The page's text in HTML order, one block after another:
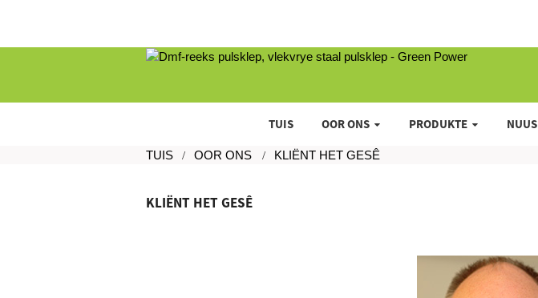
TUIS OOR ONS PRODUKTE NUUS
TUIS OOR ONS KLIËNT HET GESÊ
KLIËNT HET GESÊ